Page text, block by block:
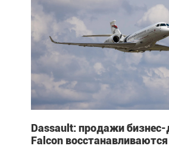
Dassault: продажи
Falcon восстанавливаются